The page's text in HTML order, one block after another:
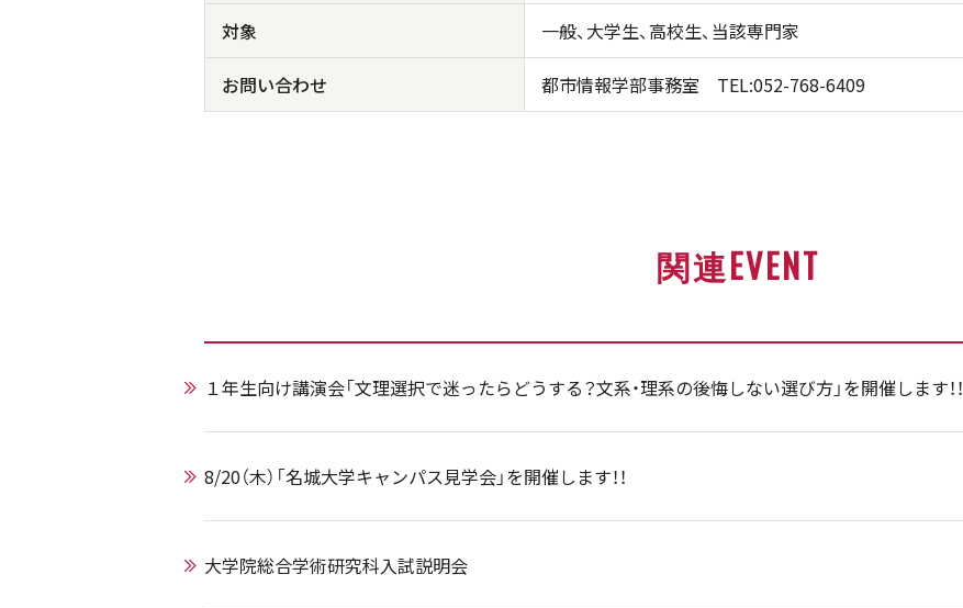
対象 一般、大学生、高校生、当該専門家
お問い合わせ 都市情報学部事務室 TEL:052-768-6409
関連EVENT
１年生向け講演会「文理選択で迷ったらどうする？文系・理系の後悔しない選び方」を開催します！！
8/20（木）「名城大学キャンパス見学会」を開催します！！
大学院総合学術研究科入試説明会